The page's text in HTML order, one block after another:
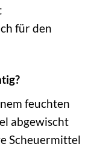
für den
feuchten
abgewischt
Scheuermittel